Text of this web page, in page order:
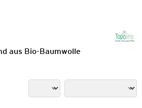
aus Bio-Baumwolle